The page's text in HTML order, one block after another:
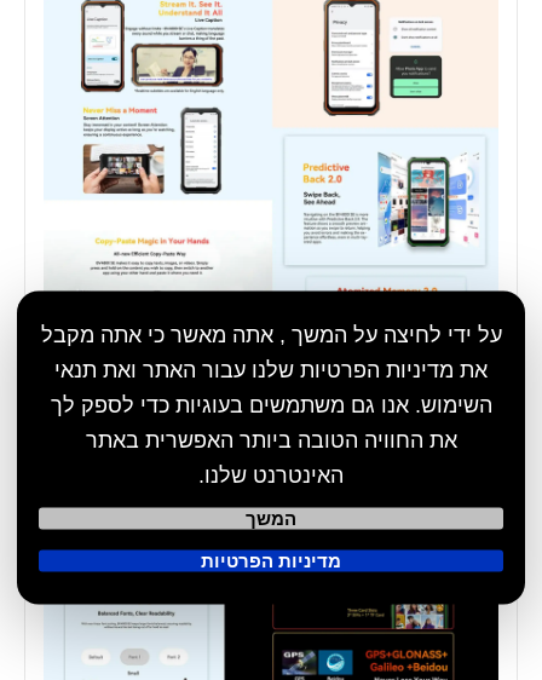
על ידי לחיצה על המשך , אתה מאשר כי אתה מקבל
את מדיניות הפרטיות שלנו עבור האתר ואת תנאי
השימוש. אנו גם משתמשים בעוגיות כדי לספק לך
את החוויה הטובה ביותר האפשרית באתר
האינטרנט שלנו.
המשך
מדיניות הפרטיות